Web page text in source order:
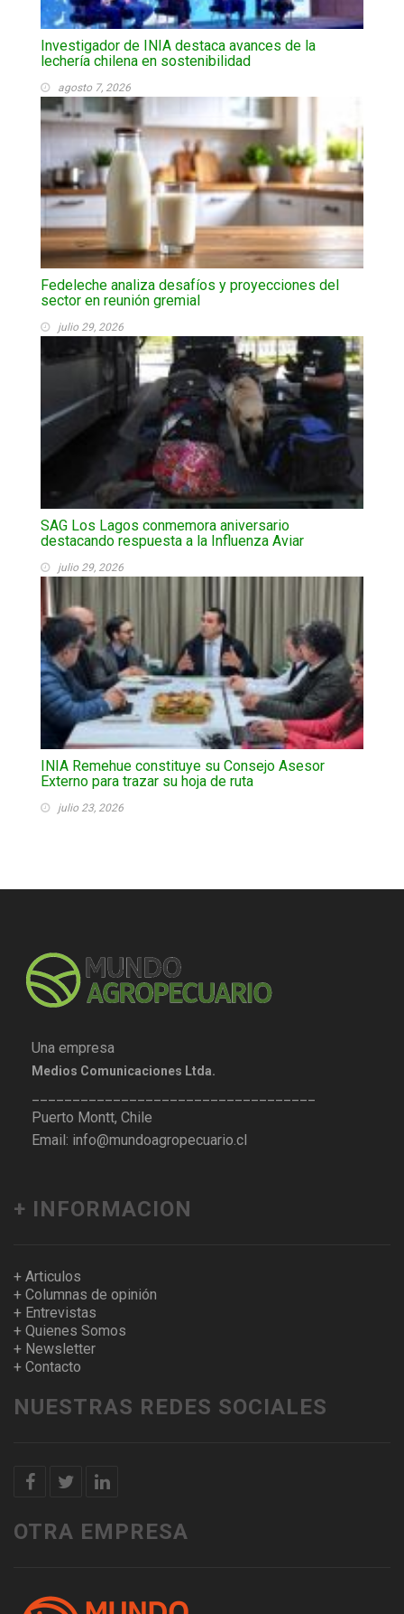
Investigador de INIA destaca avances de la
lechería chilena en sostenibilidad
agosto 7, 2026
Fedeleche analiza desafíos y proyecciones del
sector en reunión gremial
julio 29, 2026
SAG Los Lagos conmemora aniversario
destacando respuesta a la Influenza Aviar
julio 29, 2026
INIA Remehue constituye su Consejo Asesor
Externo para trazar su hoja de ruta
julio 23, 2026
Una empresa
Medios Comunicaciones Ltda.
Puerto Montt, Chile
Email: info@mundoagropecuario.cl
+ INFORMACION
+ Articulos
+ Columnas de opinión
+ Entrevistas
+ Quienes Somos
+ Newsletter
+ Contacto
NUESTRAS REDES SOCIALES
OTRA EMPRESA